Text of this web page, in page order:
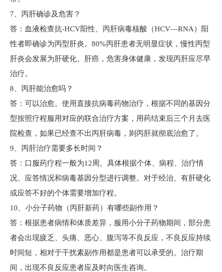
7、丙肝确诊及危害？
答：血液检查抗-HCV阳性、丙肝病毒核酸（HCV—RNA）阳
性者即确诊为丙型肝炎。80%丙肝患者无明显症状，慢性丙型
肝炎会发展为肝硬化、肝癌，危害身体健康，发现丙肝应尽早
治疗。
8、丙肝能治愈吗？
答：可以治愈。使用直接抗病毒药物治疗，根据不同的基因分
型按照疗程服用对应的联合治疗方案，用药结束后三个月去医
院检查，如果已经查不出丙肝病毒，则丙肝就彻底治愈了。
9、丙肝治疗需要多长时间？
答：口服药疗程一般为12周。具体根据个体、病程、治疗情
况、应答情况和病毒基因分型进行调整。对于经治、有肝硬化
或应答不好的个体需要增加疗程。
10、小分子药物（丙肝新药）有哪些副作用？
答：根据患者病情和体质差异，服用小分子药物期间，部分患
者会出现疲乏、头痛、恶心、腹泻等不良反应，不良反应持续
时间短，相对于干扰素副作用都是患者可以承受的。治疗期
间，出现不良反应患者应及时向医生咨询。